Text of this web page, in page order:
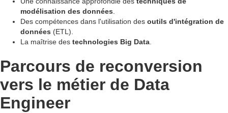
modélisation des données
Des compétences dans l'utilisation des outils d'intégration de
données (ETL).
La maîtrise des technologies Big Data
Parcours de reconversion
vers le métier de Data
Engineer